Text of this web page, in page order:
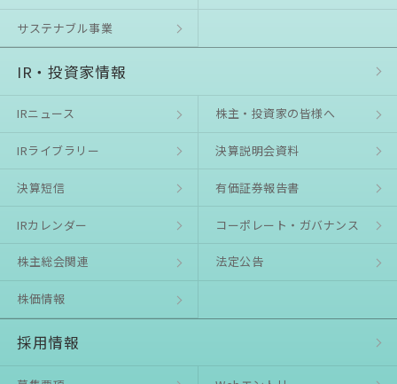
サステナブル事業
IR・投資家情報
IRニュース 株主・投資家の皆様へ
IRライブラリー 決算説明会資料
決算短信 有価証券報告書
IRカレンダー コーポレート・ガバナンス
株主総会関連 法定公告
株価情報
採用情報